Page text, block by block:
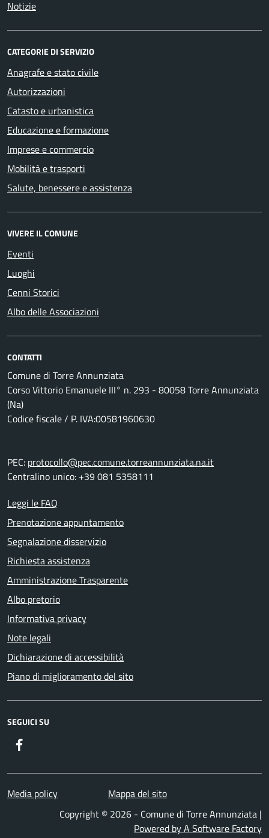
Notizie
CATEGORIE DI SERVIZIO
Anagrafe e stato civile
Autorizzazioni
Catasto e urbanistica
Educazione e formazione
Imprese e commercio
Mobilità e trasporti
Salute, benessere e assistenza
VIVERE IL COMUNE
Eventi
Luoghi
Cenni Storici
Albo delle Associazioni
CONTATTI
Comune di Torre Annunziata
Corso Vittorio Emanuele III° n. 293 - 80058 Torre Annunziata
(Na)
Codice fiscale / P. IVA:00581960630
PEC: protocollo@pec.comune.torreannunziata.na.it
Centralino unico: +39 081 5358111
Leggi le FAQ
Prenotazione appuntamento
Segnalazione disservizio
Richiesta assistenza
Amministrazione Trasparente
Albo pretorio
Informativa privacy
Note legali
Dichiarazione di accessibilità
Piano di miglioramento del sito
SEGUICI SU
Media policy
Mappa del sito
Copyright © 2026 - Comune di Torre Annunziata |
Powered by A Software Factory